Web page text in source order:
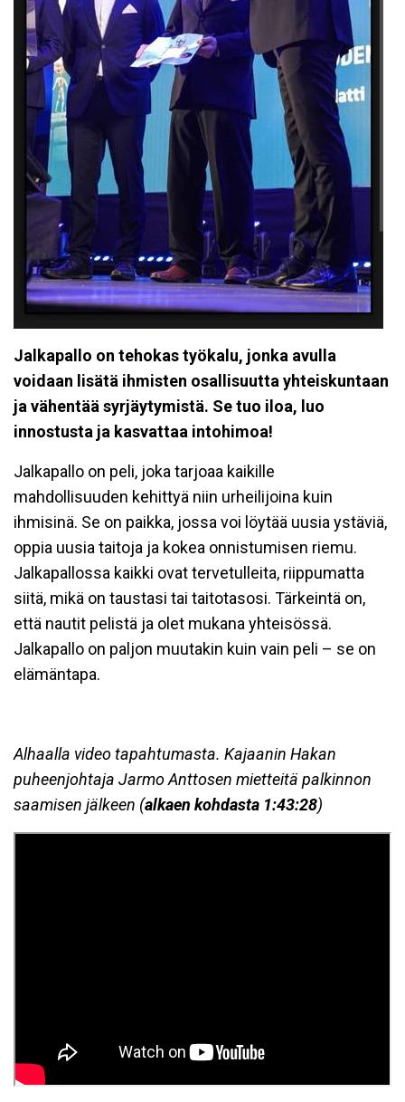
Jalkapallo on tehokas työkalu, jonka avulla
voidaan lisätä ihmisten osallisuutta yhteiskuntaan
ja vähentää syrjäytymistä. Se tuo iloa, luo
innostusta ja kasvattaa intohimoa!
Jalkapallo on peli, joka tarjoaa kaikille
mahdollisuuden kehittyä niin urheilijoina kuin
ihmisinä. Se on paikka, jossa voi löytää uusia ystäviä,
oppia uusia taitoja ja kokea onnistumisen riemu.
Jalkapallossa kaikki ovat tervetulleita, riippumatta
siitä, mikä on taustasi tai taitotasosi. Tärkeintä on,
että nautit pelistä ja olet mukana yhteisössä.
Jalkapallo on paljon muutakin kuin vain peli – se on
elämäntapa.
Alhaalla video tapahtumasta. Kajaanin Hakan
puheenjohtaja Jarmo Anttosen mietteitä palkinnon
saamisen jälkeen (alkaen kohdasta 1:43:28)